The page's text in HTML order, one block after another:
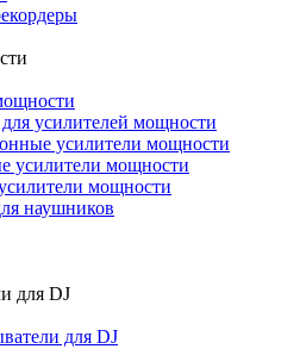
усилителей мощности
усилители мощности
усилители мощности
мощности
наушников
для DJ
для DJ